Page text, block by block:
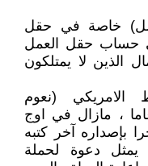
خاصة في حقل
حساب حقل العمل
الذين لا يمتلكون
الامريكي (نعوم
، فإنه وفي عمر 92 عاما ، مازال في اوج
بإصداره آخر كتبه
يمثل دعوة لحملة